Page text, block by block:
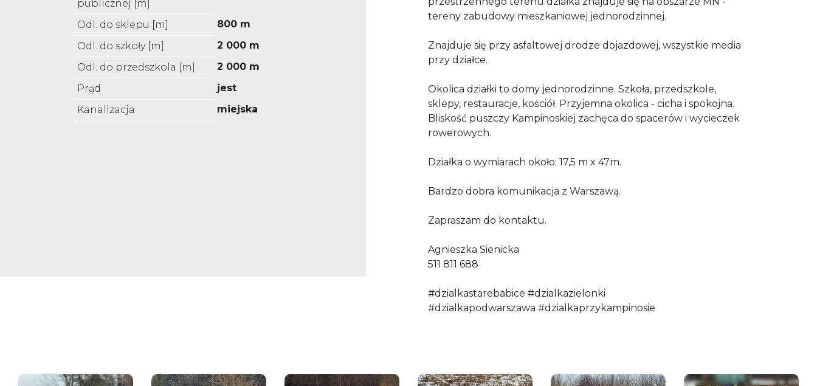
publicznej [m]
Odl. do sklepu [m]
800 m
Odl. do szkoły [m]
2 000 m
Odl. do przedszkola [m]
2 000 m
Prąd
jest
Kanalizacja
miejska
tereny zabudowy mieszkaniowej jednorodzinnej.
Znajduje się przy asfaltowej drodze dojazdowej, wszystkie media
przy działce.
Okolica działki to domy jednorodzinne. Szkoła, przedszkole,
sklepy, restauracje, kościół. Przyjemna okolica - cicha i spokojna.
Bliskość puszczy Kampinoskiej zachęca do spacerów i wycieczek
rowerowych.
Działka o wymiarach około: 17,5 m x 47m.
Bardzo dobra komunikacja z Warszawą.
Zapraszam do kontaktu.
Agnieszka Sienicka
511 811 688
#dzialkastarebabice #dzialkazielonki
#dzialkapodwarszawa #dzialkaprzykampinosie